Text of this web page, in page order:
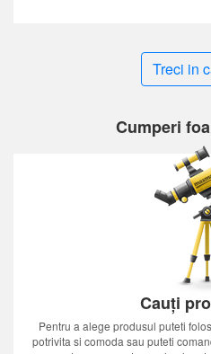
Treci in
Cumperi
Cauți
Pentru a alege produsul puteti
potrivita si comoda sau puteti